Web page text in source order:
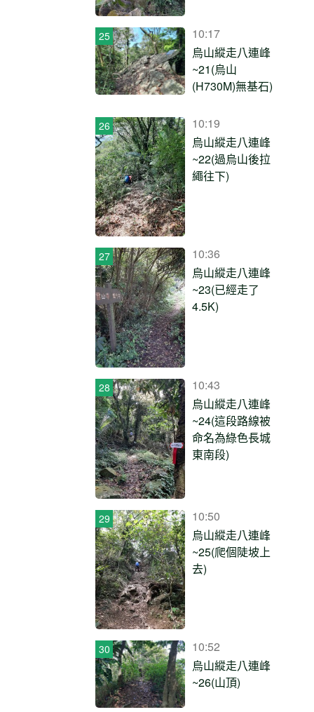
10:17
烏山縱走八連峰
~21(烏山
(H730M)無基石)
10:19
烏山縱走八連峰
~22(過烏山後拉
繩往下)
10:36
烏山縱走八連峰
~23(已經走了
4.5K)
10:43
烏山縱走八連峰
~24(這段路線被
命名為綠色長城
東南段)
10:50
烏山縱走八連峰
~25(爬個陡坡上
去)
10:52
烏山縱走八連峰
~26(山頂)